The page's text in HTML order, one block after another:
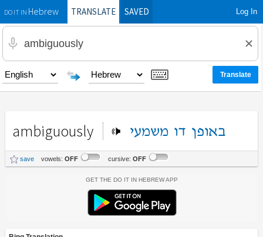
DO IT INHebrewTRANSLATE SAVED Log In
ambiguously באופן דו משמעי
save vowels: OFF cursive: OFF
Get the Do It In Hebrew App